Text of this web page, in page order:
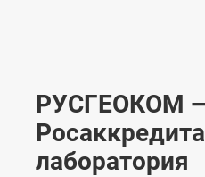
РУСГЕОКОМ —
лаборатория